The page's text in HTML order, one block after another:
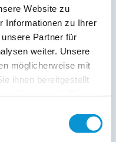
Website zu
Informationen zu Ihrer
Partner für
weiter. Unsere
möglicherweise mit
ihnen bereitgestellt